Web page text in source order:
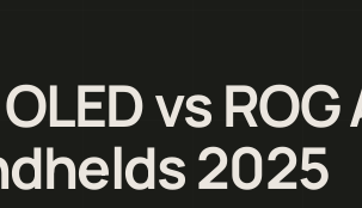
vs ROG
2025